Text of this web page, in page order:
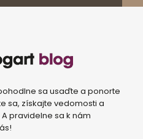
sa usaďte a ponorte
sa, získajte vedomosti a
pravidelne sa k nám